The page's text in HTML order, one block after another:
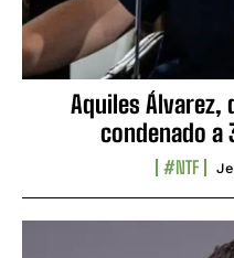
Aquiles Álvarez,
condenado a
#NTF